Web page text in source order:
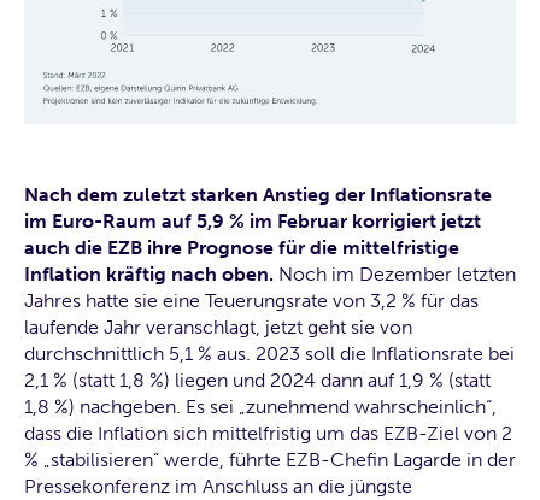
Nach dem zuletzt starken Anstieg der Inflationsrate
im Euro-Raum auf 5,9 % im Februar korrigiert jetzt
auch die EZB ihre Prognose für die mittelfristige
Inflation kräftig nach oben. Noch im Dezember letzten
Jahres hatte sie eine Teuerungsrate von 3,2 % für das
laufende Jahr veranschlagt, jetzt geht sie von
durchschnittlich 5,1 % aus. 2023 soll die Inflationsrate bei
2,1 % (statt 1,8 %) liegen und 2024 dann auf 1,9 % (statt
1,8 %) nachgeben. Es sei „zunehmend wahrscheinlich“,
dass die Inflation sich mittelfristig um das EZB-Ziel von 2
% „stabilisieren“ werde, führte EZB-Chefin Lagarde in der
Pressekonferenz im Anschluss an die jüngste